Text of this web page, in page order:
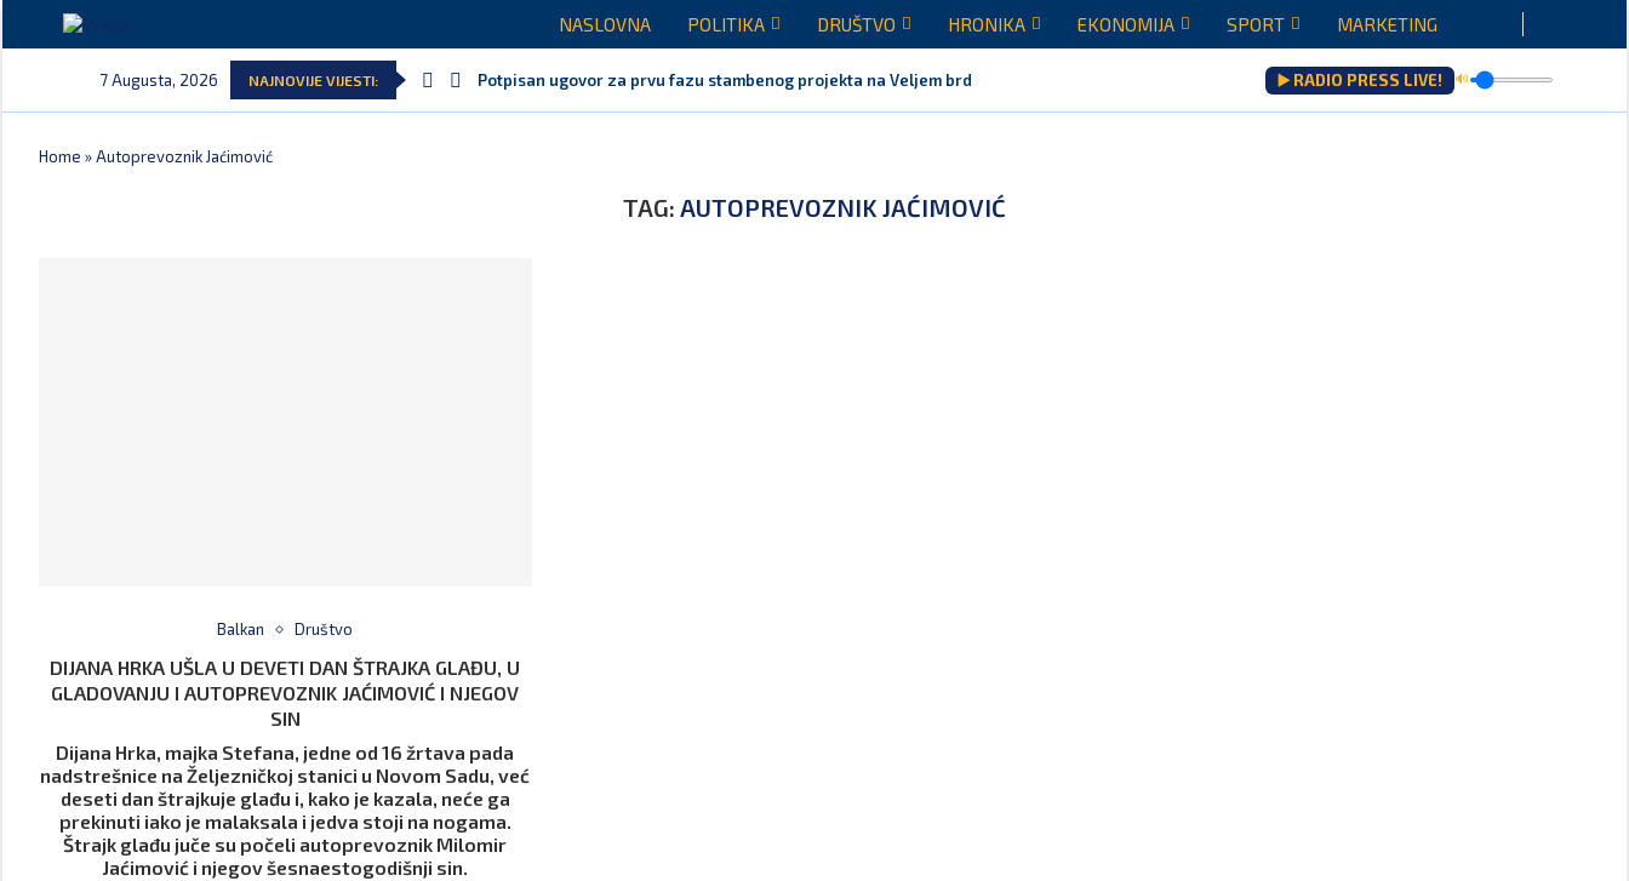
NASLOVNA POLITIKA DRUŠTVO HRONIKA EKONOMIJA SPORT MARKETING
7 Augusta, 2026 NAJNOVIJE VIJESTI: Potpisan ugovor za prvu fazu stambenog projekta na Veljem brdu vrijednu... ▶️ RADIO PRESS LIVE! 🔊
Home »Autoprevoznik Jaćimović
TAG: AUTOPREVOZNIK JAĆIMOVIĆ
Balkan Društvo
DIJANA HRKA UŠLA U DEVETI DAN ŠTRAJKA GLAĐU, U
GLADOVANJU I AUTOPREVOZNIK JAĆIMOVIĆ I NJEGOV
SIN
Dijana Hrka, majka Stefana, jedne od 16 žrtava pada
nadstrešnice na Željezničkoj stanici u Novom Sadu, već
deseti dan štrajkuje glađu i, kako je kazala, neće ga
prekinuti iako je malaksala i jedva stoji na nogama.
Štrajk glađu juče su počeli autoprevoznik Milomir
Jaćimović i njegov šesnaestogodišnji sin.